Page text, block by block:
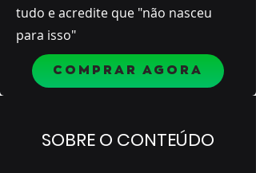
tudo e acredite que "não nasceu
para isso"
COMPRAR AGORA
SOBRE O CONTEÚDO